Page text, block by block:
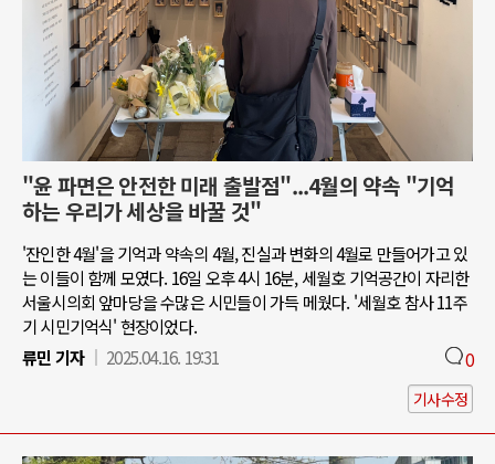
"윤 파면은 안전한 미래 출발점"...4월의 약속 "기억
하는 우리가 세상을 바꿀 것"
'잔인한 4월'을 기억과 약속의 4월, 진실과 변화의 4월로 만들어가고 있
는 이들이 함께 모였다. 16일 오후 4시 16분, 세월호 기억공간이 자리한
서울시의회 앞마당을 수많은 시민들이 가득 메웠다. '세월호 참사 11주
기 시민기억식' 현장이었다.
류민 기자
2025.04.16. 19:31 0
기사수정